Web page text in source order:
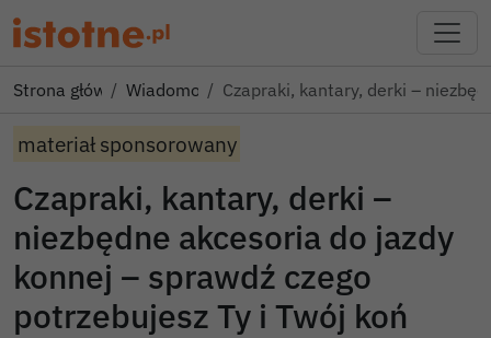
Strona główna Wiadomości Czapraki, kantary, derki –
materiał sponsorowany
Czapraki, kantary, derki –
niezbędne akcesoria do jazdy
konnej – sprawdź czego
potrzebujesz Ty i Twój koń